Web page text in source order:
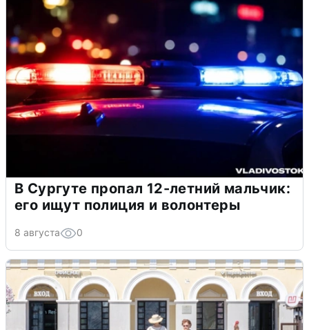
В Сургуте пропал 12-летний мальчик:
его ищут полиция и волонтеры
8 августа 0